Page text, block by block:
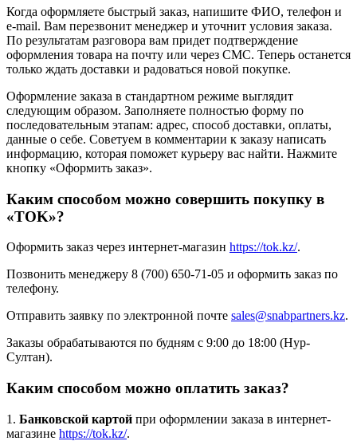
Когда оформляете быстрый заказ, напишите ФИО, телефон и
e-mail. Вам перезвонит менеджер и уточнит условия заказа.
По результатам разговора вам придет подтверждение
оформления товара на почту или через СМС. Теперь останется
только ждать доставки и радоваться новой покупке.
Оформление заказа в стандартном режиме выглядит
следующим образом. Заполняете полностью форму по
последовательным этапам: адрес, способ доставки, оплаты,
данные о себе. Советуем в комментарии к заказу написать
информацию, которая поможет курьеру вас найти. Нажмите
кнопку «Оформить заказ».
Каким способом можно совершить покупку в
«TOK»?
Оформить заказ через интернет-магазин https://tok.kz/.
Позвонить менеджеру 8 (700) 650-71-05 и оформить заказ по
телефону.
Отправить заявку по электронной почте sales@snabpartners.kz.
Заказы обрабатываются по будням с 9:00 до 18:00 (Нур-
Султан).
Каким способом можно оплатить заказ?
1. Банковской картой при оформлении заказа в интернет-
магазине https://tok.kz/.